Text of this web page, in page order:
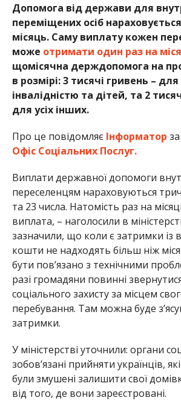
Допомога від держави для
переміщених осіб
місяць. Саму виплату кожен
може отримати один раз на
щомісячна держдопомога на
в розмірі: 3 тисячі гривень – для
інвалідністю та дітей, та 2
для усіх інших.
Про це повідомляє Інформатор
Офіс Соціальних Послуг.
Виплати державної допомоги
переселенцям нараховуються
та 23 числа. Натомість раз на
виплата, – наголосили в
зазначили, що коли є затримки із
кошти не надходять більш ніж
бути пов’язано з технічними
разі громадяни повинні
соціального захисту за місцем
перебування. Там можна буде
затримки.
У міністерстві уточнили: органи
зобов’язані прийняти українців,
були змушені залишити свої
від того, де вони зареєстровані.